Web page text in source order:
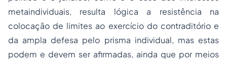
metaindividuais, resulta lógica a resistência na
colocação de limites ao exercício do contraditório e
da ampla defesa pelo prisma individual, mas estas
podem e devem ser afirmadas, ainda que por meios